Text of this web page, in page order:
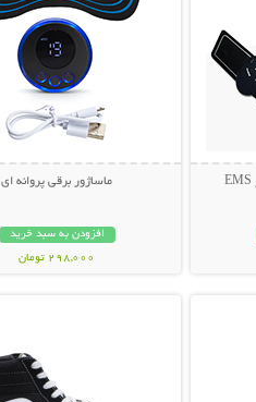
ماساژور برقی پروانه ای
افزودن به سبد خرید
298,000 تومان